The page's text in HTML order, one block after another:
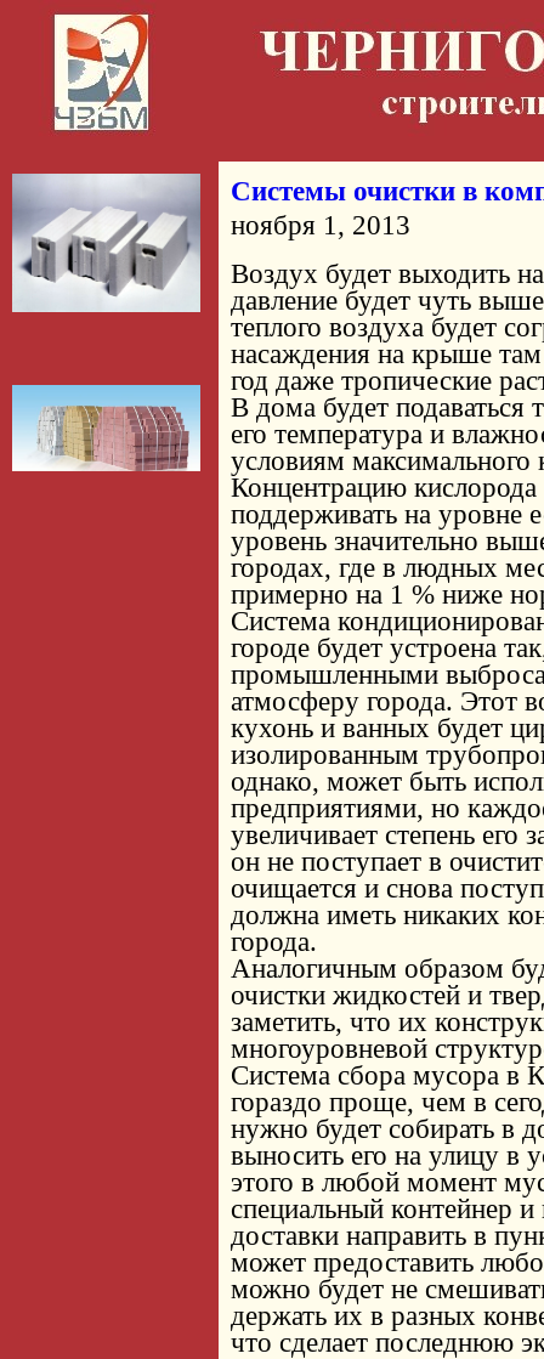
Системы очистки в
ноября 1, 2013
Воздух будет выходить
давление будет чуть
теплого воздуха будет
насаждения на крыше там
год даже тропические
В дома будет
его температура и
условиям максимального
Концентрацию
поддерживать на уровне
уровень значительно
городах, где в людных
примерно на 1 % ниже
Система
городе будет устроена
промышленными
атмосферу города. Этот
кухонь и ванных будет
изолированным
однако, может быть
предприятиями, но
увеличивает степень его
он не поступает в
очищается и снова
должна иметь никаких
города.
Аналогичным образом
очистки жидкостей и
заметить, что их
многоуровневой
Система сбора мусора в
гораздо проще, чем в
нужно будет собирать в
выносить его на улицу в
этого в любой момент
специальный контейнер
доставки направить в
может предоставить
можно будет не
держать их в разных
что сделает последнюю